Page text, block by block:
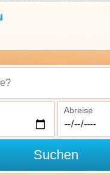
Abreise
Suchen